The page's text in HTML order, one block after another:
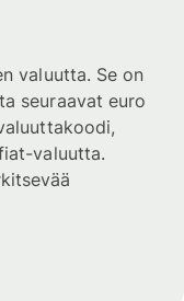
valuutta. Se on
seuraavat euro
valuutta.